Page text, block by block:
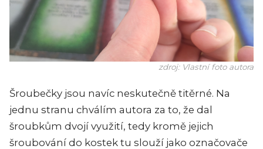
zdroj: Vlastní foto autora
Šroubečky jsou navíc neskutečně titěrné. Na
jednu stranu chválím autora za to, že dal
šroubkům dvojí využití, tedy kromě jejich
šroubování do kostek tu slouží jako označovače